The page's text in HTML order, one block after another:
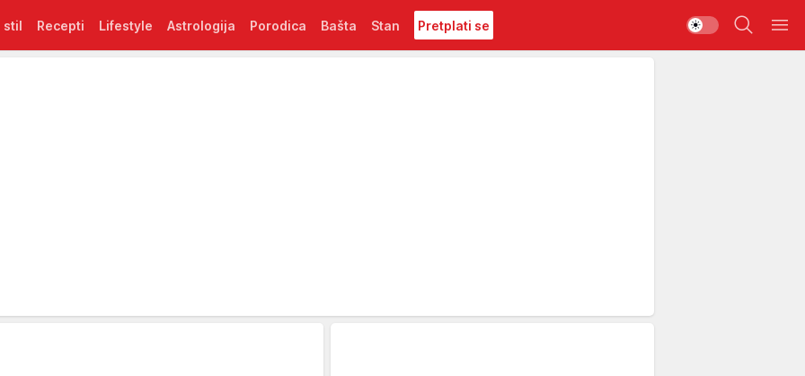
stil Recepti Lifestyle Astrologija Porodica Bašta Stan Pretplati se